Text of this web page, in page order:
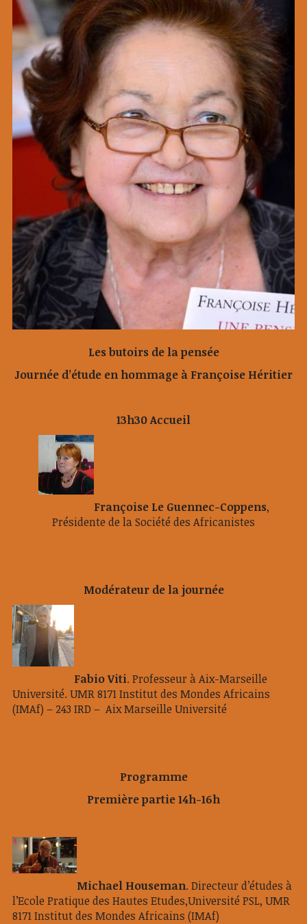
Les butoirs de la pensée
Journée d’étude en hommage à Françoise Héritier
13h30 Accueil
Françoise Le Guennec-Coppens,
Présidente de la Société des Africanistes
Modérateur de la journée
Fabio Viti. Professeur à Aix-Marseille
Université. UMR 8171 Institut des Mondes Africains
(IMAf) – 243 IRD – Aix Marseille Université
Programme
Première partie 14h-16h
Michael Houseman. Directeur d’études à
l’Ecole Pratique des Hautes Etudes,Université PSL, UMR
8171 Institut des Mondes Africains (IMAf)